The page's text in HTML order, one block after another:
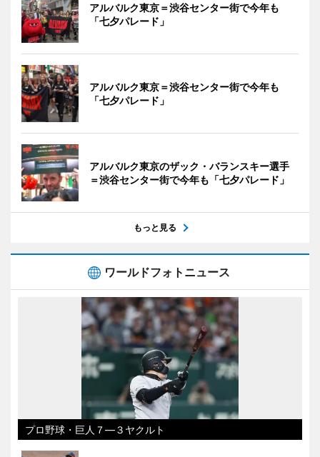
アルバルク東京＝渋谷センター街で今年も
「七夕パレード」
アルバルク東京＝渋谷センター街で今年も
「七夕パレード」
アルバルク東京のザック・バランスキー選手
＝渋谷センター街で今年も「七夕パレード」
もっと見る
ワールドフォトニュース
プロ野球・巨人７―３ヤクルト